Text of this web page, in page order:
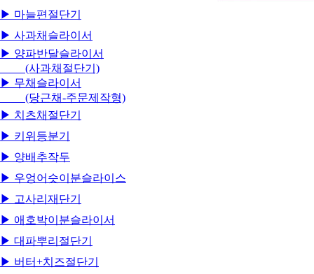
▶ 마늘편절단기
▶ 사과채슬라이서
▶ 양파반달슬라이서
(사과채절단기)
▶ 무채슬라이서
(당근채-주문제작형)
▶ 치츠채절단기
▶ 키위등분기
▶ 양배추작두
▶ 우엉어슷이분슬라이스
▶ 고사리재단기
▶ 애호박이분슬라이서
▶ 대파뿌리절단기
▶ 버터+치즈절단기